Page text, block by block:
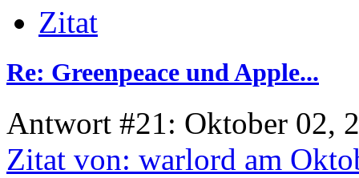
Zitat
Re: Greenpeace und Apple...
Antwort #21: Oktober 02,
Zitat von: warlord am